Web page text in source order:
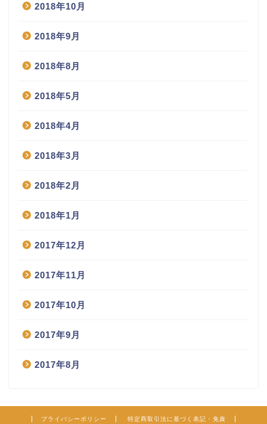
2018年10月
2018年9月
2018年8月
2018年5月
2018年4月
2018年3月
2018年2月
2018年1月
2017年12月
2017年11月
2017年10月
2017年9月
2017年8月
プライバシーポリシー 特定商取引法に基づく表記・免責